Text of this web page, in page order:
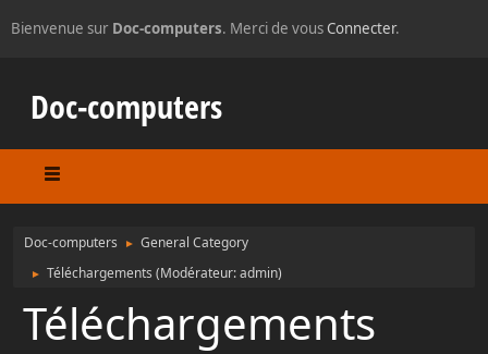
Bienvenue sur Doc-computers. Merci de vousConnecter.
Doc-computers
Doc-computers ► General Category
► Téléchargements (Modérateur:admin)
Téléchargements